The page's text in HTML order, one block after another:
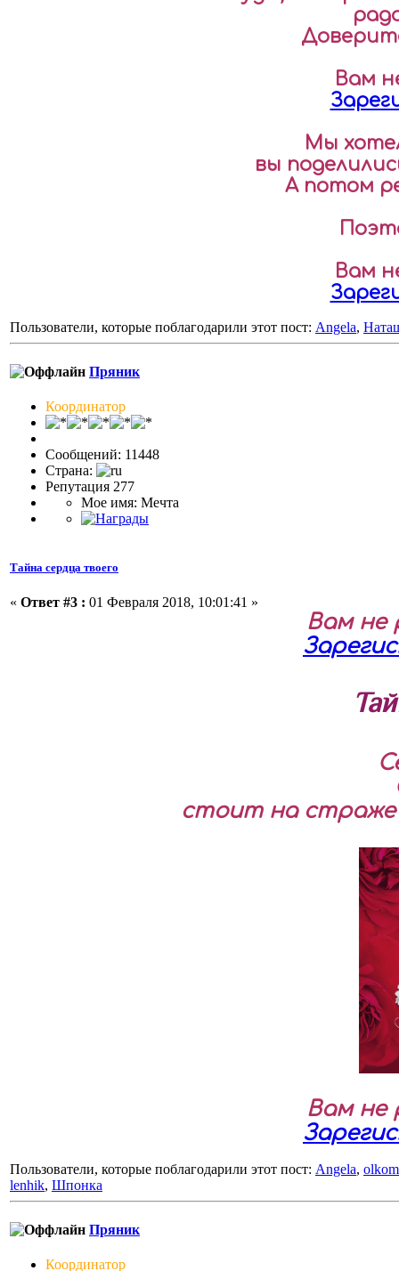
Вам
Мы
вы
А потом
Вам
Пользователи, которые поблагодарили этот пост: Angela,
Пряник
Координатор
Сообщений: 11448
Страна:
Репутация 277
Мое имя: Мечта
Тайна сердца твоего
« Ответ #3 : 01 Февраля 2018, 10:01:41 »
Вам не
стоит на страже
Вам не
Пользователи, которые поблагодарили этот пост: Angela,
lenhik, Шпонка
Пряник
Координатор